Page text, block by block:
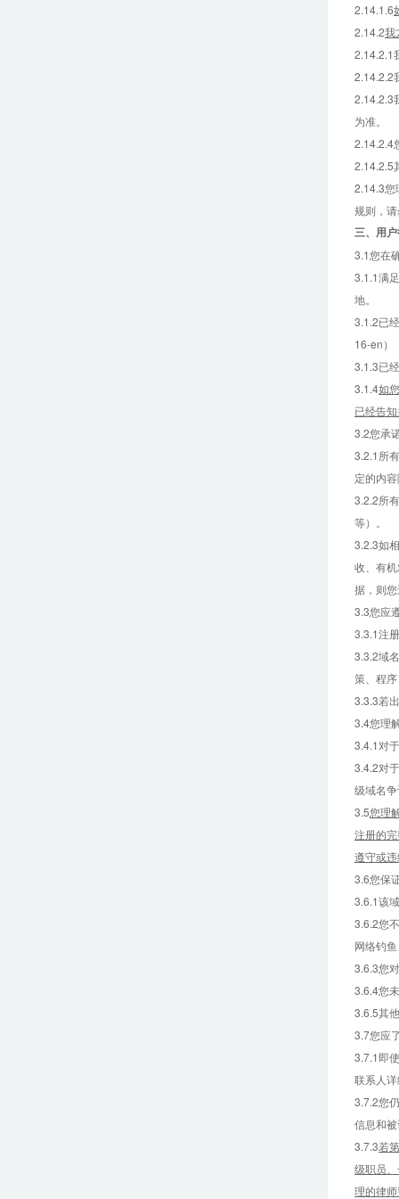
2.14.1.6
2.14.2我
2.14.2.1
2.14.2.2
2.14.2.3
为准。
2.14.2.4
2.14.2.5
2.14.3您
规则，
三、 用
3.1您在
3.1.1满
地。
3.1.2已
16-en）
3.1.3已
3.1.4如
已经告
3.2您承
3.2.1所
定的内
3.2.2所
等）。
3.2.3如
收、有
据，则
3.3您应
3.3.1注
3.3.2域
策、程
3.3.3若
3.4您理
3.4.1对
3.4.2对
级域名
3.5您理
注册的
遵守或
3.6您保
3.6.1该
3.6.2您
网络钓
3.6.3您
3.6.4您
3.6.5其
3.7您应
3.7.1即
联系人
3.7.2您
信息和
3.7.3若
级职员
理的律